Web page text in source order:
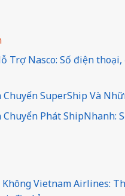
Trợ Nasco: Số điện
Chuyển SuperShip Và
Chuyển Phát ShipNhanh:
Không Vietnam Airlines: